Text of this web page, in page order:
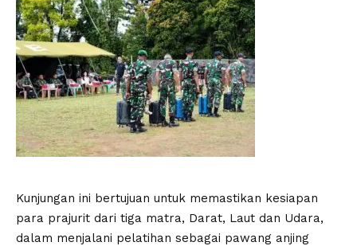
Kunjungan ini bertujuan untuk memastikan kesiapan
para prajurit dari tiga matra, Darat, Laut dan Udara,
dalam menjalani pelatihan sebagai pawang anjing